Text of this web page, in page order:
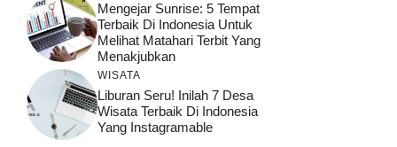
Mengejar Sunrise: 5 Tempat
Terbaik Di Indonesia Untuk
Melihat Matahari Terbit Yang
Menakjubkan
WISATA
Liburan Seru! Inilah 7 Desa
Wisata Terbaik Di Indonesia
Yang Instagramable